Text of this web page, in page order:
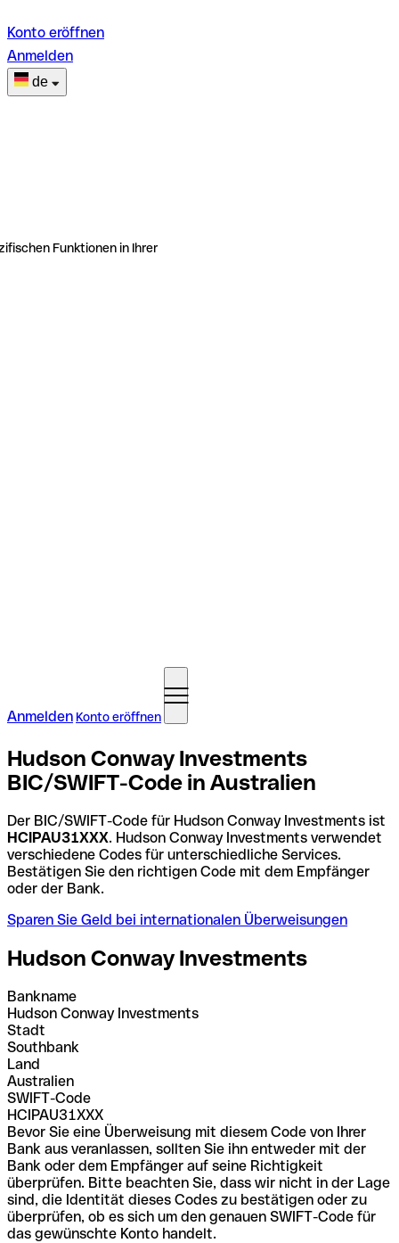
Konto eröffnen
Anmelden
de
Funktionen in Ihrer
Anmelden Konto eröffnen
Hudson Conway Investments
BIC/SWIFT-Code in Australien
Der BIC/SWIFT-Code für Hudson Conway Investments ist
HCIPAU31XXX. Hudson Conway Investments verwendet
verschiedene Codes für unterschiedliche Services.
Bestätigen Sie den richtigen Code mit dem Empfänger
oder der Bank.
Sparen Sie Geld bei internationalen Überweisungen
Hudson Conway Investments
Bankname
Hudson Conway Investments
Stadt
Southbank
Land
Australien
SWIFT-Code
HCIPAU31XXX
Bevor Sie eine Überweisung mit diesem Code von Ihrer
Bank aus veranlassen, sollten Sie ihn entweder mit der
Bank oder dem Empfänger auf seine Richtigkeit
überprüfen. Bitte beachten Sie, dass wir nicht in der Lage
sind, die Identität dieses Codes zu bestätigen oder zu
überprüfen, ob es sich um den genauen SWIFT-Code für
das gewünschte Konto handelt.